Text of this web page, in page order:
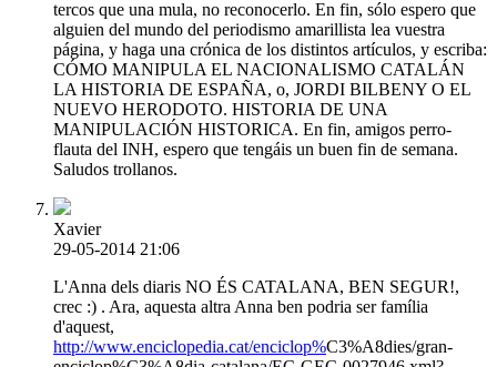
tercos que una mula, no reconocerlo. En fin, sólo espero que
alguien del mundo del periodismo amarillista lea vuestra
página, y haga una crónica de los distintos artículos, y escriba:
CÓMO MANIPULA EL NACIONALISMO CATALÁN
LA HISTORIA DE ESPAÑA, o, JORDI BILBENY O EL
NUEVO HERODOTO. HISTORIA DE UNA
MANIPULACIÓN HISTORICA. En fin, amigos perro-
flauta del INH, espero que tengáis un buen fin de semana.
Saludos trollanos.
Xavier
29-05-2014 21:06
L'Anna dels diaris NO ÉS CATALANA, BEN SEGUR!,
crec :) . Ara, aquesta altra Anna ben podria ser família
d'aquest,
http://www.enciclopedia.cat/enciclop%C3%A8dies/gran-